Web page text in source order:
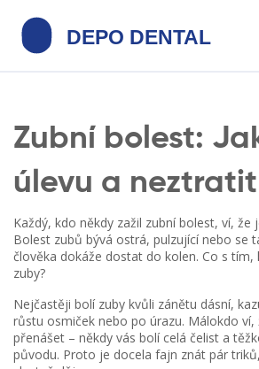
Zubní bolest:
úlevu a
Každý, kdo někdy zažil zubní bolest, ví, že
Bolest zubů bývá ostrá, pulzující nebo se
člověka dokáže dostat do kolen. Co s tím,
zuby?
Nejčastěji bolí zuby kvůli zánětu dásní,
růstu osmiček nebo po úrazu. Málokdo
přenášet – někdy vás bolí celá čelist a
původu. Proto je docela fajn znát pár